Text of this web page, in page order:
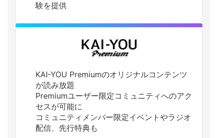
験を提供
KAI-YOU Premiumのオリジナルコンテンツ
が読み放題
Premiumユーザー限定コミュニティへのアク
セスが可能に
コミュニティメンバー限定イベントやラジオ
配信、先行特典も